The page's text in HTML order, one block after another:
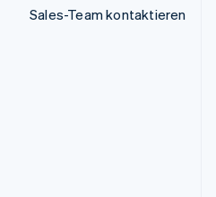
Sales-Team kontaktieren